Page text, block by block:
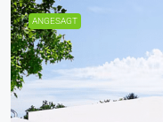
ANGESAGT